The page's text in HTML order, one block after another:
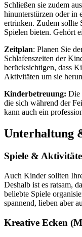
Schließen sie zudem
hinunterstürzen oder in
ertrinken. Zudem sollte
Spielen bieten. Gehört
Zeitplan: Planen Sie
Schlafenszeiten der
berücksichtigen, dass
Aktivitäten um sie
Kinderbetreuung: Die
die sich während der
kann auch ein
Unterhaltung
Spiele &
Auch Kinder sollten
Deshalb ist es ratsam,
beliebte Spiele
spannend, lieben aber
Kreative Ecken